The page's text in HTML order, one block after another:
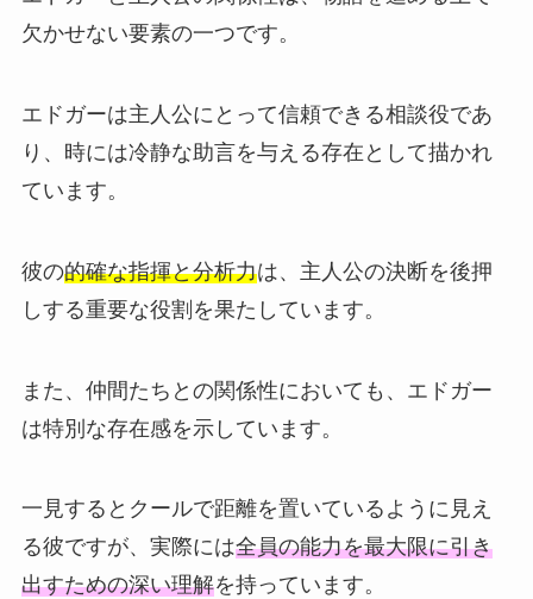
欠かせない要素の一つです。
エドガーは主人公にとって信頼できる相談役であ
り、時には冷静な助言を与える存在として描かれ
ています。
彼の的確な指揮と分析力は、主人公の決断を後押
しする重要な役割を果たしています。
また、仲間たちとの関係性においても、エドガー
は特別な存在感を示しています。
一見するとクールで距離を置いているように見え
る彼ですが、実際には全員の能力を最大限に引き
出すための深い理解を持っています。